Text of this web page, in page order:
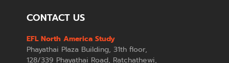
CONTACT US
EFL North America Study
Phayathai Plaza Building, 31th floor,
128/339 Phayathai Road, Ratchathewi,